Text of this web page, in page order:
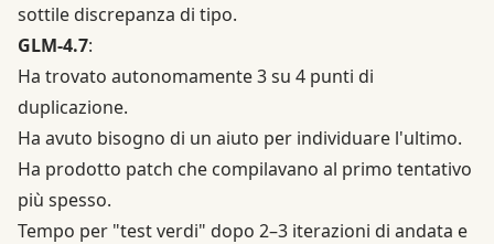
sottile discrepanza di tipo.
GLM-4.7:
Ha trovato autonomamente 3 su 4 punti di
duplicazione.
Ha avuto bisogno di un aiuto per individuare l'ultimo.
Ha prodotto patch che compilavano al primo tentativo
più spesso.
Tempo per "test verdi" dopo 2–3 iterazioni di andata e